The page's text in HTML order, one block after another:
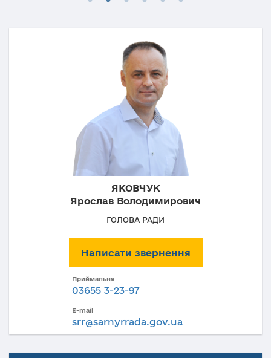
ЯКОВЧУК
Ярослав Володимирович
ГОЛОВА РАДИ
Написати звернення
Приймальня
03655 3-23-97
E-mail
srr@sarnyrrada.gov.ua